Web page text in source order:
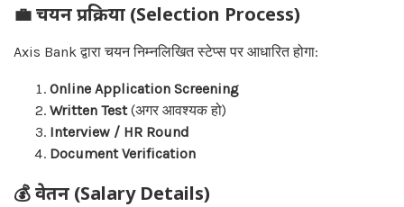
💼 चयन प्रक्रिया (Selection Process)
Axis Bank द्वारा चयन निम्नलिखित स्टेप्स पर आधारित होगा:
Online Application Screening
Written Test(अगर आवश्यक हो)
Interview / HR Round
Document Verification
💰 वेतन (Salary Details)